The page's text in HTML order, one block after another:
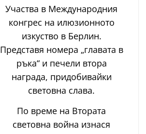
Участва в Международния
конгрес на илюзионното
изкуство в Берлин.
Представя номера „главата в
ръка“ и печели втора
награда, придобивайки
световна слава.
По време на Втората
световна война изнася